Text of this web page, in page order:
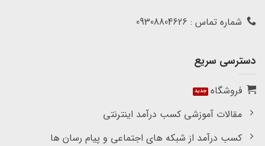
شماره تماس : 09308804626
دسترسی سریع
فروشگاه
مقالات آموزشی کسب درآمد اینترنتی
کسب درآمد از شبکه های اجتماعی و پیام رسان ها